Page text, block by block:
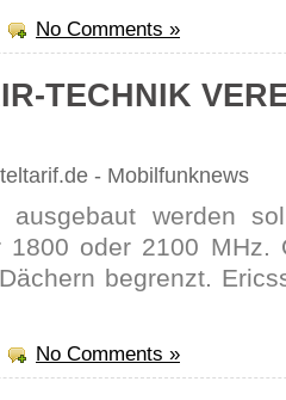
No Comments »
TECHNIK
teltarif.de - Mobilfunknews
ausge­baut werden
1800 oder 2100
begrenzt.
No Comments »